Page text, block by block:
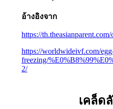
อ้างอิงจาก
https://
https://worldwideivf.com/
freezing/
2/
เคล็ด